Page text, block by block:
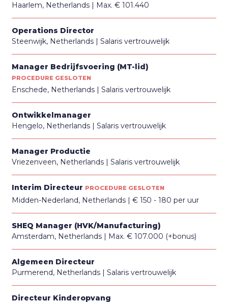
Haarlem, Netherlands
Max. € 101.440
Operations Director
Steenwijk, Netherlands
Salaris vertrouwelijk
Manager Bedrijfsvoering (MT-lid)
PROCEDURE GESLOTEN
Enschede, Netherlands Salaris vertrouwelijk
Ontwikkelmanager
Hengelo, Netherlands
Salaris vertrouwelijk
Manager Productie
Vriezenveen, Netherlands
Salaris vertrouwelijk
Interim Directeur PROCEDURE GESLOTEN
Midden-Nederland, Netherlands € 150 - 180 per uur
SHEQ Manager (HVK/Manufacturing)
Amsterdam, Netherlands
Max. € 107.000 (+bonus)
Algemeen Directeur
Purmerend, Netherlands
Salaris vertrouwelijk
Directeur Kinderopvang